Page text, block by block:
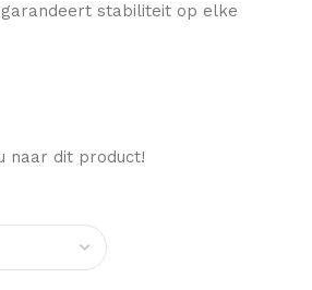
stabiliteit op elke
naar dit product!